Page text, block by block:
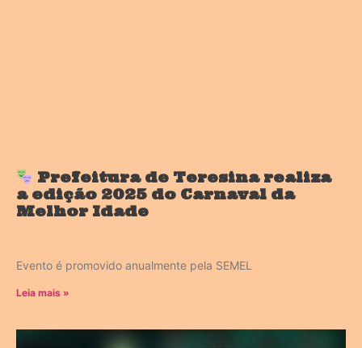
Prefeitura de Teresina realiza
a edição 2025 do Carnaval da
Melhor Idade
Evento é promovido anualmente pela SEMEL
Leia mais »